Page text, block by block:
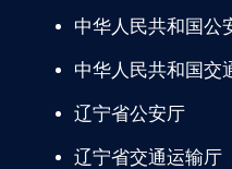
中华人民共和国公
中华人民共和国交
辽宁省公安厅
辽宁省交通运输厅